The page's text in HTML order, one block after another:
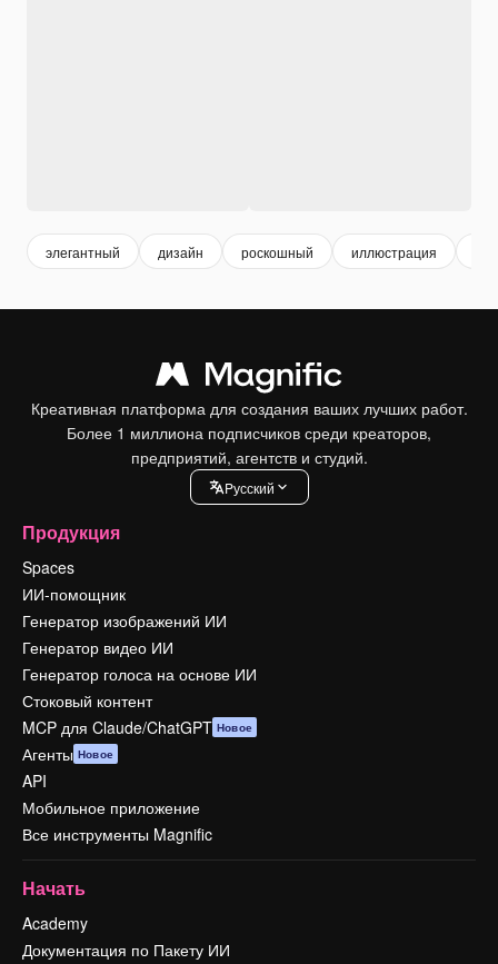
элегантный дизайн роскошный иллюстрация
Креативная платформа для создания ваших лучших работ.
Более 1 миллиона подписчиков среди креаторов,
предприятий, агентств и студий.
Pусский
Продукция
Spaces
ИИ-помощник
Генератор изображений ИИ
Генератор видео ИИ
Генератор голоса на основе ИИ
Стоковый контент
MCP для Claude/ChatGPT Новое
Агенты Новое
API
Мобильное приложение
Все инструменты Magnific
Начать
Academy
Документация по Пакету ИИ